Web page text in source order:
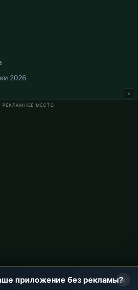
РЕКЛАМНОЕ МЕСТО
×
2026
×
приложение без рекламы?